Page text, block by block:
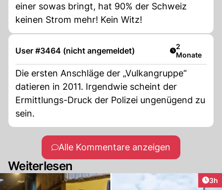
einer sowas bringt, hat 90% der Schweiz
keinen Strom mehr! Kein Witz!
User #3464 (nicht angemeldet) Artikel
2
Monate
Die ersten Anschläge der „Vulkangruppe“
datieren in 2011. Irgendwie scheint der
Ermittlungs-Druck der Polizei ungenügend zu
sein.
Alle Kommentare anzeigen
Weiterlesen
3h